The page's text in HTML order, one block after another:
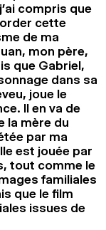
compris que
cette
de ma
mon père,
que Gabriel,
dans sa
joue le
Il en va de
la mère du
par ma
est jouée par
tout comme le
familiales
que le film
issues de